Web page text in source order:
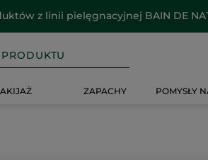
z linii pielęgnacyjnej BAIN DE
ZAPACHY POMYSŁY